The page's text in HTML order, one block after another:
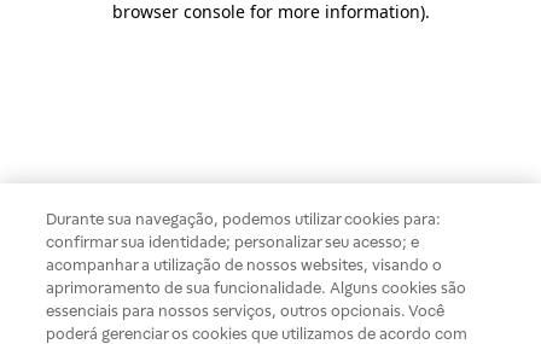
browser console for more information).
Durante sua navegação, podemos utilizar cookies para:
confirmar sua identidade; personalizar seu acesso; e
acompanhar a utilização de nossos websites, visando o
aprimoramento de sua funcionalidade. Alguns cookies são
essenciais para nossos serviços, outros opcionais. Você
poderá gerenciar os cookies que utilizamos de acordo com